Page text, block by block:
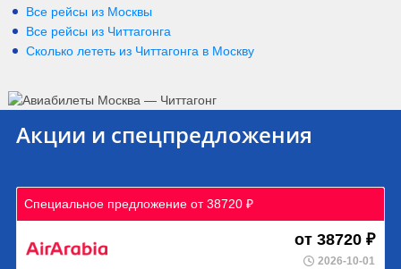
Все рейсы из Москвы
Все рейсы из Читтагонга
Сколько лететь из Читтагонга в Москву
Акции и спецпредложения
Специальное предложение от 38720 ₽
от 38720 ₽
2026-10-01